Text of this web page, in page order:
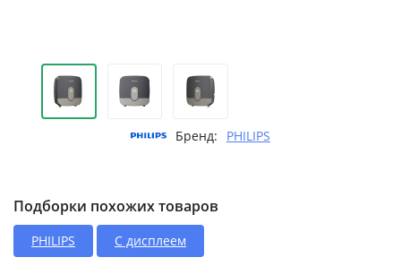
Бренд: PHILIPS
Подборки похожих товаров
PHILIPS С дисплеем